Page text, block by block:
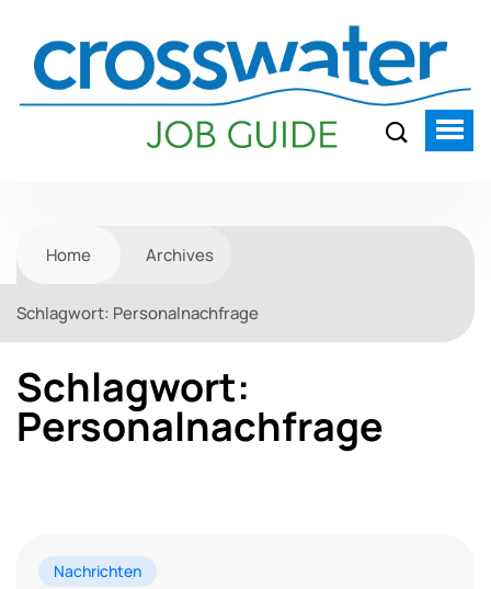
Home Archives
Schlagwort: Personalnachfrage
Schlagwort:
Personalnachfrage
Nachrichten